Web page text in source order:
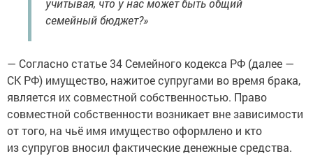
учитывая, что у нас может быть общий
семейный бюджет?»
— Согласно статье 34 Семейного кодекса РФ (далее —
СК РФ) имущество, нажитое супругами во время брака,
является их совместной собственностью. Право
совместной собственности возникает вне зависимости
от того, на чьё имя имущество оформлено и кто
из супругов вносил фактические денежные средства.